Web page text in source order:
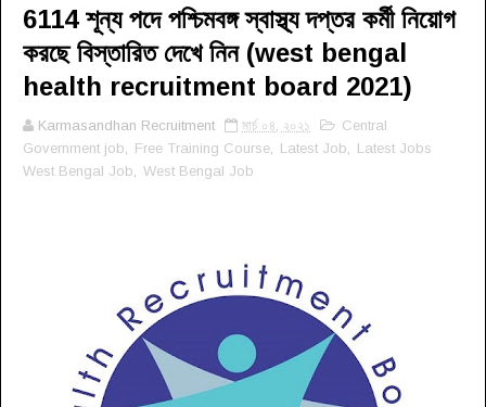
6114 শূন্য পদে পশ্চিমবঙ্গ স্বাস্থ্য দপ্তর কর্মী নিয়োগ
করছে বিস্তারিত দেখে নিন (west bengal
health recruitment board 2021)
Karmasandhan Recruitment মার্চ ০৪, ২০২১
Central
Government job
Free Training Course Latest Job
Latest Jobs
West Bengal Job
West Bengal Job